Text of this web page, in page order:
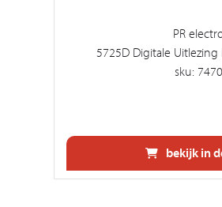
PR
5725D Digitale Uitlezing
sku:
bekijk in